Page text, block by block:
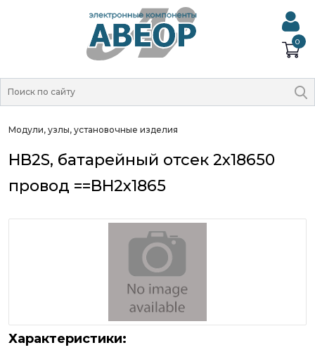
0
Модули, узлы, установочные изделия
HB2S, батарейный отсек 2x18650
провод ==BH2x1865
Характеристики: